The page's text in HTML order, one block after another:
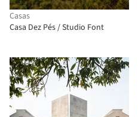
Casas
Casa Dez Pés / Studio Font